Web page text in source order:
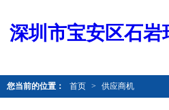
深圳市宝安区石
您当前的位置： 首页 > 供应商机